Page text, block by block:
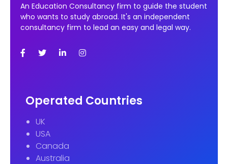
An Education Consultancy firm to guide the student
who wants to study abroad. It's an independent
consultancy firm to lead an easy and legal way.
Operated Countries
UK
USA
Canada
Australia